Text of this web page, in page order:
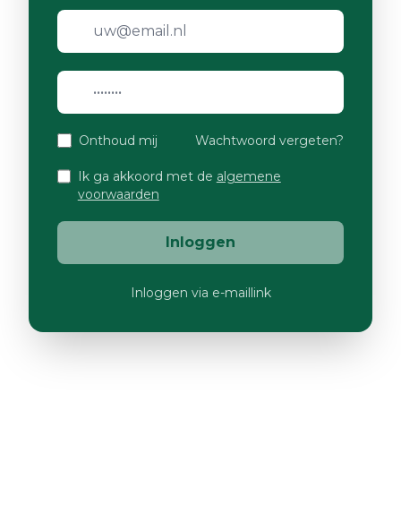
Onthoud mij Wachtwoord vergeten?
Ik ga akkoord met de algemene
voorwaarden
Inloggen
Inloggen via e-maillink